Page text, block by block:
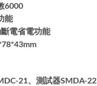
6000
能
電省電功能
21、測試器SMDA-22